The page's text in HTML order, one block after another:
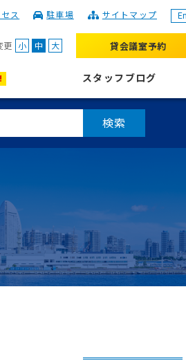
人 神奈川産業振興センター
ス 駐車場 サイトマップ
更 小 中 大 貸会議室予約
スタッフブログ
検索